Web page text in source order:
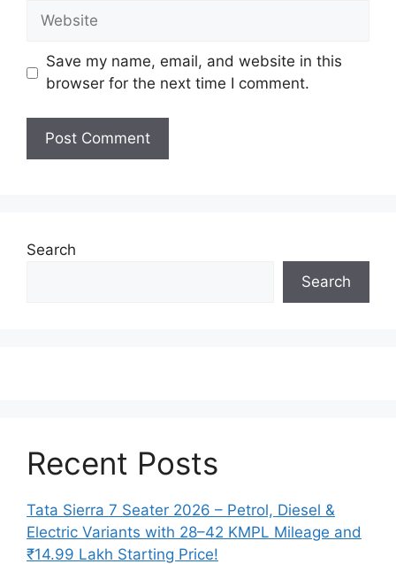
Website
Save my name, email, and website in this
browser for the next time I comment.
Search
Search
Recent Posts
Tata Sierra 7 Seater 2026 – Petrol, Diesel &
Electric Variants with 28–42 KMPL Mileage and
₹14.99 Lakh Starting Price!